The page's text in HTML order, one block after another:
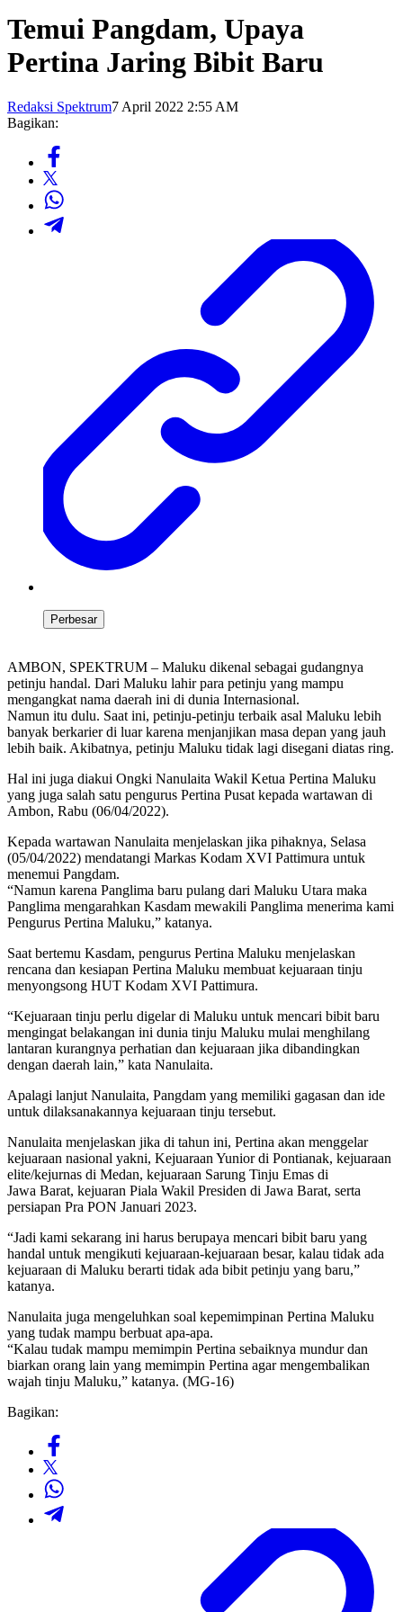
Temui Pangdam, Upaya
Pertina Jaring Bibit Baru
Redaksi Spektrum7 April 2022 2:55 AM
Bagikan:
Perbesar
AMBON, SPEKTRUM – Maluku dikenal sebagai gudangnya
petinju handal. Dari Maluku lahir para petinju yang mampu
mengangkat nama daerah ini di dunia Internasional.
Namun itu dulu. Saat ini, petinju-petinju terbaik asal Maluku lebih
banyak berkarier di luar karena menjanjikan masa depan yang jauh
lebih baik. Akibatnya, petinju Maluku tidak lagi disegani diatas ring.
Hal ini juga diakui Ongki Nanulaita Wakil Ketua Pertina Maluku
yang juga salah satu pengurus Pertina Pusat kepada wartawan di
Ambon, Rabu (06/04/2022).
Kepada wartawan Nanulaita menjelaskan jika pihaknya, Selasa
(05/04/2022) mendatangi Markas Kodam XVI Pattimura untuk
menemui Pangdam.
“Namun karena Panglima baru pulang dari Maluku Utara maka
Panglima mengarahkan Kasdam mewakili Panglima menerima kami
Pengurus Pertina Maluku,” katanya.
Saat bertemu Kasdam, pengurus Pertina Maluku menjelaskan
rencana dan kesiapan Pertina Maluku membuat kejuaraan tinju
menyongsong HUT Kodam XVI Pattimura.
“Kejuaraan tinju perlu digelar di Maluku untuk mencari bibit baru
mengingat belakangan ini dunia tinju Maluku mulai menghilang
lantaran kurangnya perhatian dan kejuaraan jika dibandingkan
dengan daerah lain,” kata Nanulaita.
Apalagi lanjut Nanulaita, Pangdam yang memiliki gagasan dan ide
untuk dilaksanakannya kejuaraan tinju tersebut.
Nanulaita menjelaskan jika di tahun ini, Pertina akan menggelar
kejuaraan nasional yakni, Kejuaraan Yunior di Pontianak, kejuaraan
elite/kejurnas di Medan, kejuaraan Sarung Tinju Emas di
Jawa Barat, kejuaran Piala Wakil Presiden di Jawa Barat, serta
persiapan Pra PON Januari 2023.
“Jadi kami sekarang ini harus berupaya mencari bibit baru yang
handal untuk mengikuti kejuaraan-kejuaraan besar, kalau tidak ada
kejuaraan di Maluku berarti tidak ada bibit petinju yang baru,”
katanya.
Nanulaita juga mengeluhkan soal kepemimpinan Pertina Maluku
yang tudak mampu berbuat apa-apa.
“Kalau tudak mampu memimpin Pertina sebaiknya mundur dan
biarkan orang lain yang memimpin Pertina agar mengembalikan
wajah tinju Maluku,” katanya. (MG-16)
Bagikan: